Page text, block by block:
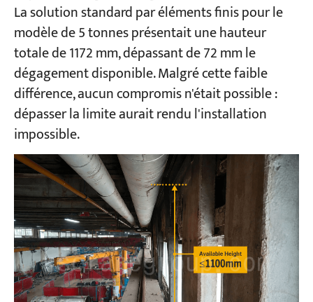
La solution standard par éléments finis pour le
modèle de 5 tonnes présentait une hauteur
totale de 1172 mm, dépassant de 72 mm le
dégagement disponible. Malgré cette faible
différence, aucun compromis n'était possible :
dépasser la limite aurait rendu l'installation
impossible.